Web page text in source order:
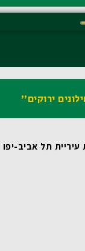
ירוקים"
תל אביב-יפו